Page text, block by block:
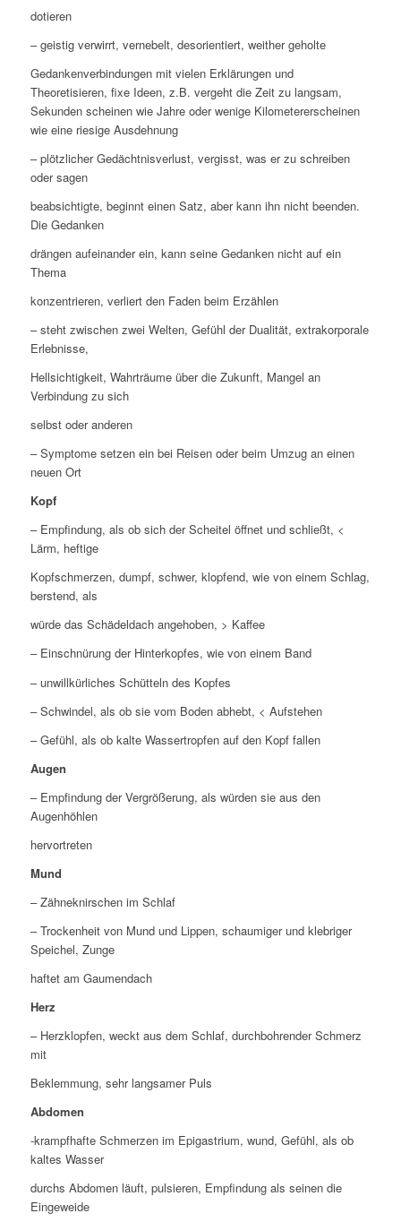
dotieren
– geistig verwirrt, vernebelt, desorientiert, weither geholte
Gedankenverbindungen mit vielen Erklärungen und
Theoretisieren, fixe Ideen, z.B. vergeht die Zeit zu langsam,
Sekunden scheinen wie Jahre oder wenige Kilometererscheinen
wie eine riesige Ausdehnung
– plötzlicher Gedächtnisverlust, vergisst, was er zu schreiben
oder sagen
beabsichtigte, beginnt einen Satz, aber kann ihn nicht beenden.
Die Gedanken
drängen aufeinander ein, kann seine Gedanken nicht auf ein
Thema
konzentrieren, verliert den Faden beim Erzählen
– steht zwischen zwei Welten, Gefühl der Dualität, extrakorporale
Erlebnisse,
Hellsichtigkeit, Wahrträume über die Zukunft, Mangel an
Verbindung zu sich
selbst oder anderen
– Symptome setzen ein bei Reisen oder beim Umzug an einen
neuen Ort
Kopf
– Empfindung, als ob sich der Scheitel öffnet und schließt, <
Lärm, heftige
Kopfschmerzen, dumpf, schwer, klopfend, wie von einem Schlag,
berstend, als
würde das Schädeldach angehoben, > Kaffee
– Einschnürung der Hinterkopfes, wie von einem Band
– unwillkürliches Schütteln des Kopfes
– Schwindel, als ob sie vom Boden abhebt, < Aufstehen
– Gefühl, als ob kalte Wassertropfen auf den Kopf fallen
Augen
– Empfindung der Vergrößerung, als würden sie aus den
Augenhöhlen
hervortreten
Mund
– Zähneknirschen im Schlaf
– Trockenheit von Mund und Lippen, schaumiger und klebriger
Speichel, Zunge
haftet am Gaumendach
Herz
– Herzklopfen, weckt aus dem Schlaf, durchbohrender Schmerz
mit
Beklemmung, sehr langsamer Puls
Abdomen
-krampfhafte Schmerzen im Epigastrium, wund, Gefühl, als ob
kaltes Wasser
durchs Abdomen läuft, pulsieren, Empfindung als seinen die
Eingeweide